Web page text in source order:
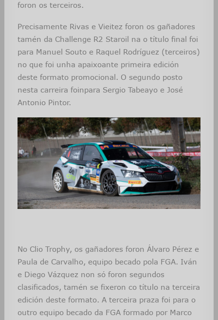
foron os terceiros.
Precisamente Rivas e Vieitez foron os gañadores
tamén da Challenge R2 Staroil na o título final foi
para Manuel Souto e Raquel Rodríguez (terceiros)
no que foi unha apaixoante primeira edición
deste formato promocional. O segundo posto
nesta carreira foinpara Sergio Tabeayo e José
Antonio Pintor.
No Clio Trophy, os gañadores foron Álvaro Pérez e
Paula de Carvalho, equipo becado pola FGA. Iván
e Diego Vázquez non só foron segundos
clasificados, tamén se fixeron co título na terceira
edición deste formato. A terceira praza foi para o
outro equipo becado da FGA formado por Marco